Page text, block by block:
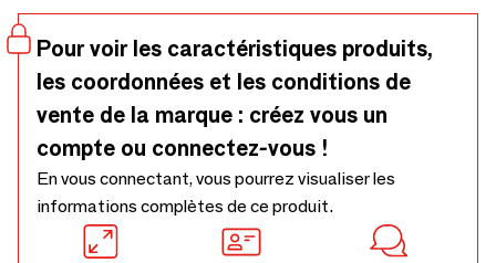
Pour voir les caractéristiques produits,
les coordonnées et les conditions de
vente de la marque : créez vous un
compte ou connectez-vous !
En vous connectant, vous pourrez visualiser les
informations complètes de ce produit.